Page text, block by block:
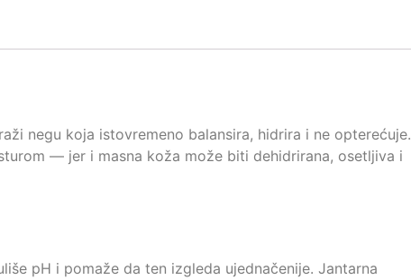
negu koja istovremeno balansira, hidrira i ne opterećuje.
— jer i masna koža može biti dehidrirana, osetljiva i
pH i pomaže da ten izgleda ujednačenije. Jantarna